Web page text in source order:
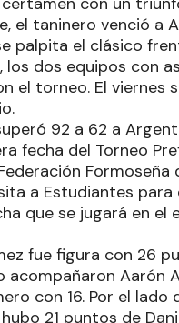
el taninero venció a
palpita el clásico
los dos equipos con
el torneo. El viernes
92 a 62 a
fecha del Torneo
Formoseña
a Estudiantes para
que se jugará en el
fue figura con 26
acompañaron Aarón
con 16. Por el lado
21 puntos de